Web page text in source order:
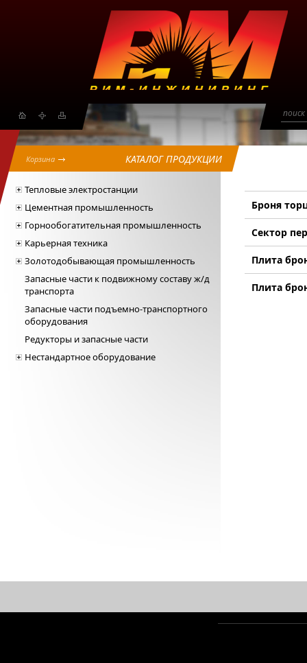
КАТАЛОГ ПРОДУКЦИИ
Корзина
Тепловые электростанции
Цементная промышленность
Горнообогатительная промышленность
Карьерная техника
Золотодобывающая промышленность
Запасные части к подвижному составу ж/д
транспорта
Запасные части подъемно-транспортного
оборудования
Редукторы и запасные части
Нестандартное оборудование
Броня
Сектор
Плита
Плита